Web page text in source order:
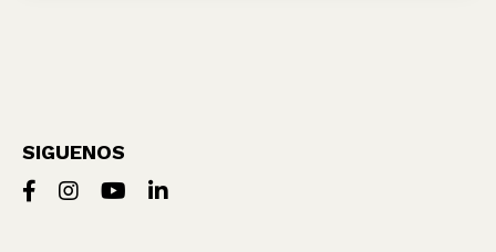
SIGUENOS